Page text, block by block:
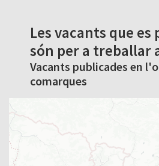
Les vacants que
són per a treballar
Vacants publicades en
comarques